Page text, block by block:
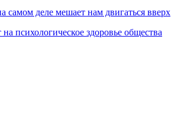
деле мешает нам двигаться вверх
психологическое здоровье общества